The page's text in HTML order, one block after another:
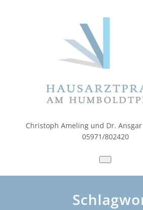
Christoph Ameling und Dr.
05971/802420